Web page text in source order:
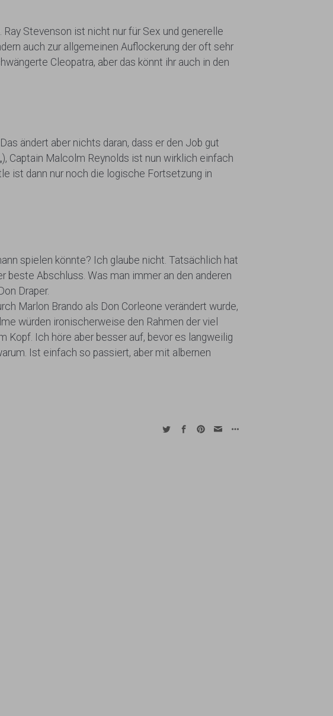
Stevenson ist nicht nur für Sex und generelle
auch zur allgemeinen Auflockerung der oft sehr
Cleopatra, aber das könnt ihr auch in den
ändert aber nichts daran, dass er den Job gut
„), Captain Malcolm Reynolds ist nun wirklich einfach
ist dann nur noch die logische Fortsetzung in
spielen könnte? Ich glaube nicht. Tatsächlich hat
Abschluss. Was man immer an den anderen
Draper.
Marlon Brando als Don Corleone verändert wurde,
würden ironischerweise den Rahmen der viel
Kopf. Ich höre aber besser auf, bevor es langweilig
Ist einfach so passiert, aber mit albernen